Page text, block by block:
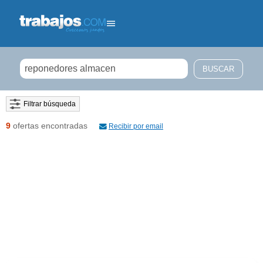
Filtrar búsqueda
9 ofertas encontradas Recibir por email